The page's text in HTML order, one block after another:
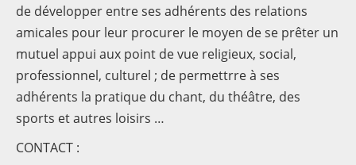
de développer entre ses adhérents des relations
amicales pour leur procurer le moyen de se prêter un
mutuel appui aux point de vue religieux, social,
professionnel, culturel ; de permettrre à ses
adhérents la pratique du chant, du théâtre, des
sports et autres loisirs …
CONTACT :